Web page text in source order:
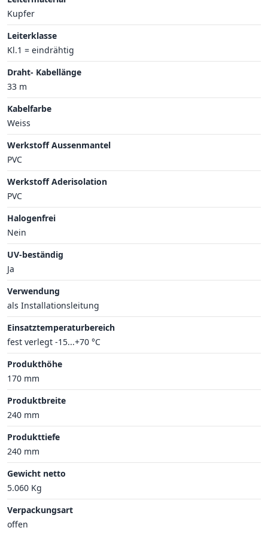
Kupfer
Leiterklasse
Kl.1 = eindrähtig
Draht- Kabellänge
33 m
Kabelfarbe
Weiss
Werkstoff Aussenmantel
PVC
Werkstoff Aderisolation
PVC
Halogenfrei
Nein
UV-beständig
Ja
Verwendung
als Installationsleitung
Einsatztemperaturbereich
fest verlegt -15...+70 °C
Produkthöhe
170 mm
Produktbreite
240 mm
Produkttiefe
240 mm
Gewicht netto
5.060 Kg
Verpackungsart
offen